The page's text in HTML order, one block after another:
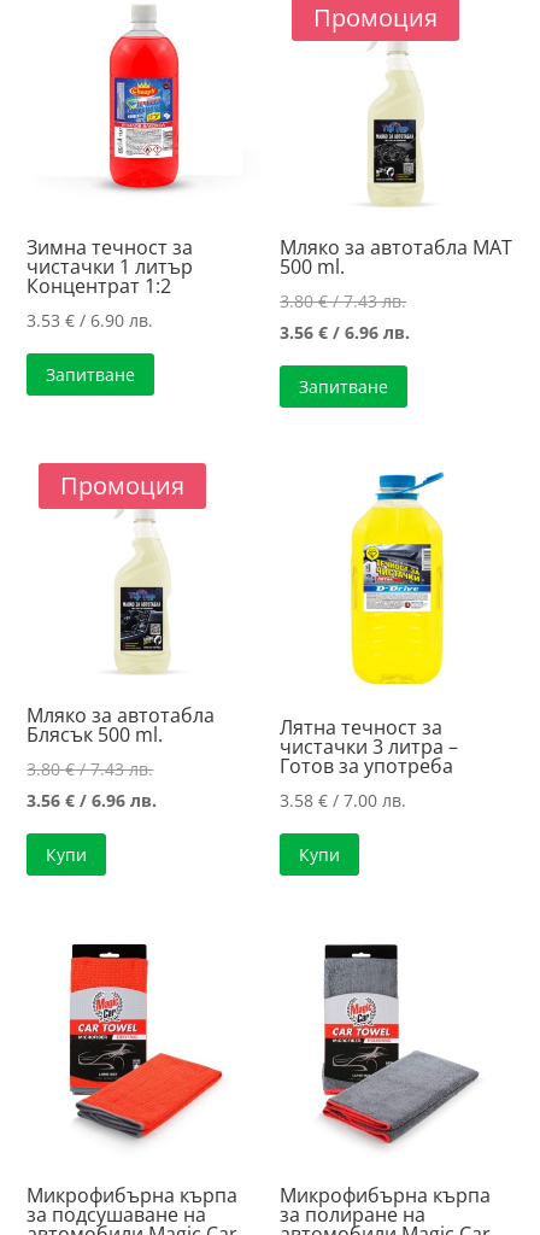
Зимна течност за
чистачки 1 литър
Концентрат 1:2
3.53€ / 6.90 лв.
Запитване
Промоция
Мляко за автотабла МАТ
500 ml.
3.80€/ 7.43 лв.Original
price
was:
3.56€ / 6.96 лв.
6.96 лв..
Запитване
Промоция
Мляко за автотабла
Блясък 500 ml.
3.80€/ 7.43 лв.Original
price
3.56€ / 6.96 лв.
Купи
Лятна течност за
чистачки 3 литра –
Готов за употреба
3.58€ / 7.00 лв.
Купи
Микрофибърна кърпа
за подсушаване на
Микрофибърна кърпа
за полиране на